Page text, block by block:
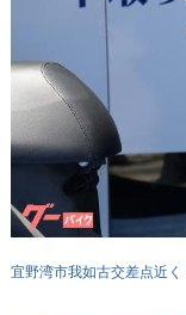
宜野湾市我如古交差点近